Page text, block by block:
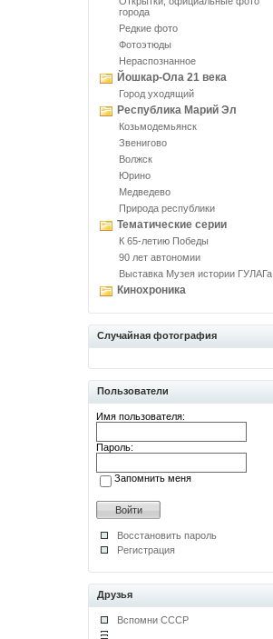
города
Редкие фото
Фотоэтюды
Нераспознанное
Йошкар-Ола 21 века
Город уходящий
Республика Марий Эл
Козьмодемьянск
Звенигово
Волжск
Юрино
Медведево
Природа республики
Тематические серии
К 65-летию Победы
90 лет автономии
Выставка Музея истории ГУЛАГа
Кинохроника
Случайная фотография
Пользователи
Имя пользователя:
Пароль:
Запомнить меня
Восстановить пароль
Регистрация
Друзья
Вспомни СССР